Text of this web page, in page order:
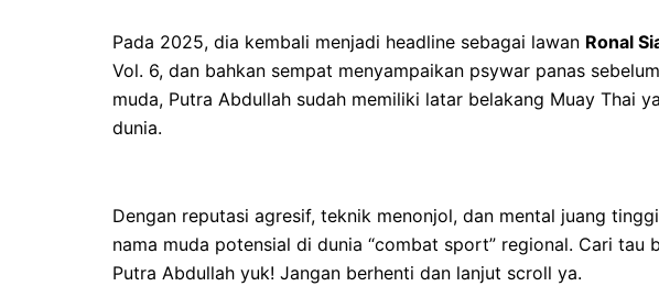
Pada 2025, dia kembali menjadi headline sebagai lawan Ronal
Vol. 6, dan bahkan sempat menyampaikan psywar panas
muda, Putra Abdullah sudah memiliki latar belakang Muay Thai
dunia.
Dengan reputasi agresif, teknik menonjol, dan mental juang
nama muda potensial di dunia “combat sport” regional. Cari tau
Putra Abdullah yuk! Jangan berhenti dan lanjut scroll ya.